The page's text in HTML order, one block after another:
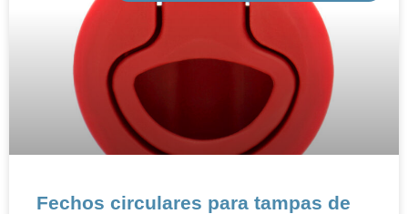
Fechos circulares para tampas de